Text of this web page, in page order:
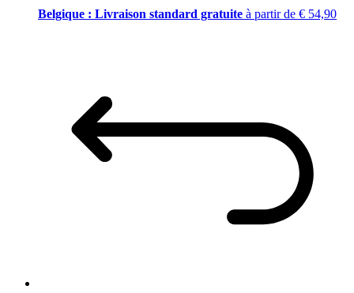
Belgique : Livraison standard gratuite à partir de € 54,90